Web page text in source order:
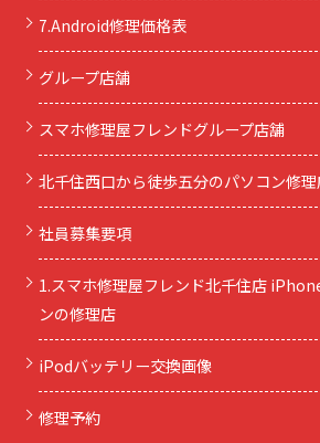
7.Android修理価格表
グループ店舗
スマホ修理屋フレンドグループ店舗
北千住西口から徒歩五分のパソコン修
社員募集要項
1.スマホ修理屋フレンド北千住店
ンの修理店
iPodバッテリー交換画像
修理予約